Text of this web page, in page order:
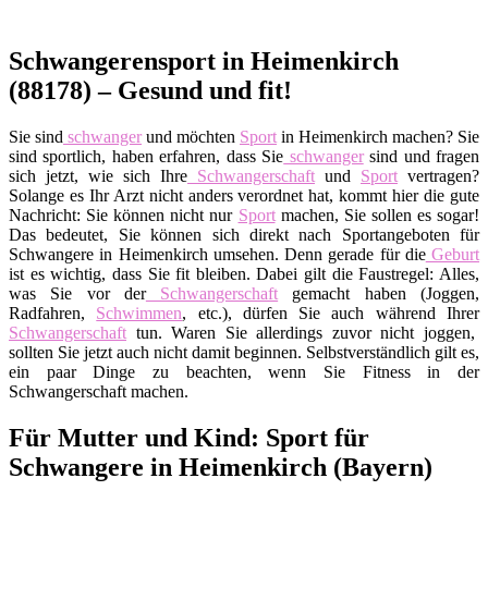
Schwangerensport in Heimenkirch
(88178) – Gesund und fit!
Sie sind schwangerund möchten Sport in Heimenkirch machen? Sie
sind sportlich, haben erfahren, dass Sie schwangersind und fragen
sich jetzt, wie sich Ihre Schwangerschaft und Sport vertragen?
Solange es Ihr Arzt nicht anders verordnet hat, kommt hier die gute
Nachricht: Sie können nicht nur Sportmachen, Sie sollen es sogar!
Das bedeutet, Sie können sich direkt nach Sportangeboten für
Schwangere in Heimenkirch umsehen. Denn gerade für dieGeburt
ist es wichtig, dass Sie fit bleiben. Dabei gilt die Faustregel: Alles,
was Sie vor derSchwangerschaft gemacht haben (Joggen,
Radfahren, Schwimmen, etc.), dürfen Sie auch während Ihrer
Schwangerschaft tun. Waren Sie allerdings zuvor nicht joggen,
sollten Sie jetzt auch nicht damit beginnen. Selbstverständlich gilt es,
ein paar Dinge zu beachten, wenn Sie Fitness in der
Schwangerschaft machen.
Für Mutter und Kind: Sport für
Schwangere in Heimenkirch (Bayern)